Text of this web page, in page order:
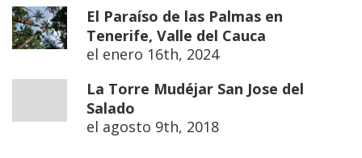
El Paraíso de las Palmas en
Tenerife, Valle del Cauca
el enero 16th, 2024
La Torre Mudéjar San Jose del
Salado
el agosto 9th, 2018